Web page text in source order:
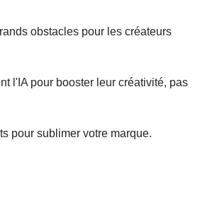
obstacles pour les créateurs
l'IA pour booster leur créativité, pas
pour sublimer votre marque.